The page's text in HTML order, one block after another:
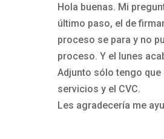
Hola buenas. Mi
último paso, el de
proceso se para y no
proceso. Y el lunes
Adjunto sólo tengo que
servicios y el CVC.
Les agradecería me